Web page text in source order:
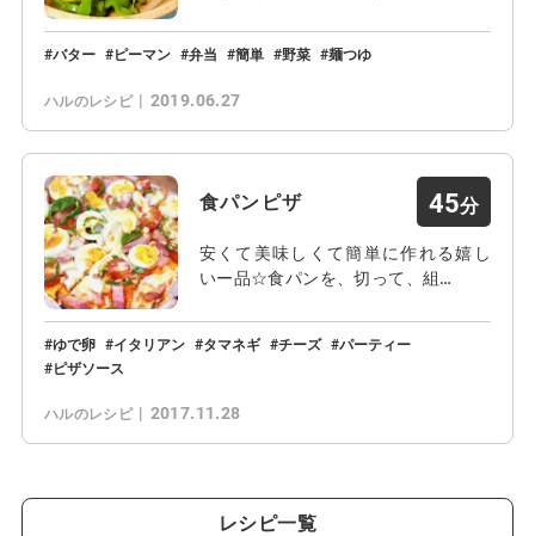
バター ピーマン 弁当 簡単 野菜 麺つゆ
ハルのレシピ 2019.06.27
食パンピザ 45
安くて美味しくて簡単に作れる嬉し
いー品☆食パンを、切って、組…
ゆで卵 イタリアン タマネギ チーズ
パーティー
ピザソース
ハルのレシピ 2017.11.28
レシピ一覧